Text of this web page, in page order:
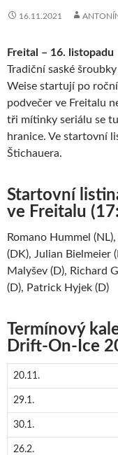
16.11.2021
Freital – 16. listopadu
Tradiční saské
Weise startují po
podvečer ve Freitalu
tři mítinky seriálu se
hranice. Ve startovní
Štichauera.
Startovní
ve Freitalu
Romano Hummel
(DK), Julian Bielmeier
Malyšev (D), Richard
(D), Patrick Hyjek (D)
Termínový
Drift-On-Ice
20.11.
29.1.
30.1.
26.2.